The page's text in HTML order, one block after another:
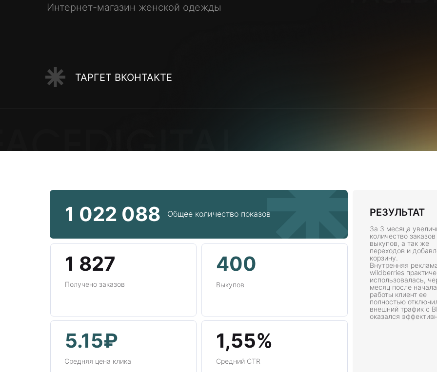
ТАРГЕТ ВКОНТАКТЕ
Интернет-магазин женской одежды
1 022 088
1 827
5.15₽
400
1,55%
Общее количество показов
Получено заказов
Средняя цена клика
Выкупов
Средний CTR
За 3 месяца
количество заказов
выкупов, а так же
переходов и
корзину.
Внутренняя
wildberries
использовалась,
месяц после начала
работы клиент ее
полностью
внешний трафик с
оказался
РЕЗУЛЬТАТ